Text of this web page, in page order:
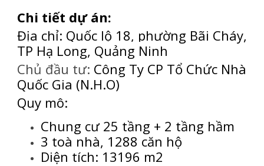
Chi tiết dự án:
Địa chỉ: Quốc lộ 18, phường Bãi Cháy,
TP Hạ Long, Quảng Ninh
Chủ đầu tư: Công Ty CP Tổ Chức Nhà
Quốc Gia (N.H.O)
Quy mô:
Chung cư 25 tầng + 2 tầng hầm
3 toà nhà, 1288 căn hộ
Diện tích: 13196 m2